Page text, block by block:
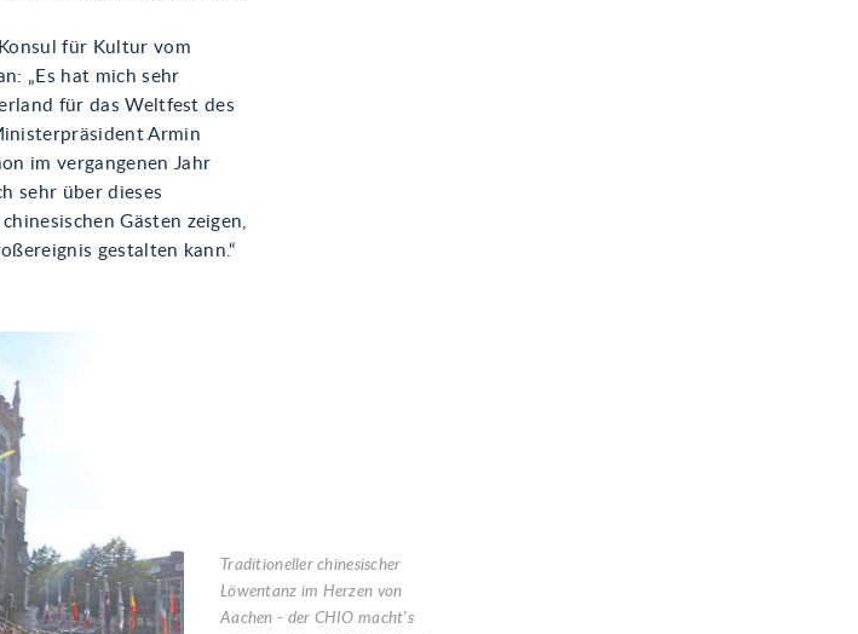
für Kultur vom
„Es hat mich sehr
für das Weltfest des
Armin
im vergangenen Jahr
sehr über dieses
Gästen zeigen,
gestalten kann.“
Traditioneller chinesischer
Löwentanz im Herzen von
Aachen - der CHIO macht's